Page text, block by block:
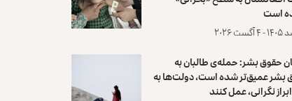
است
حقوق بشر: حمله‌ی طالبان به
بشر عمیق‌تر شده است، دولت‌ها به
نگرانی، عمل کنند